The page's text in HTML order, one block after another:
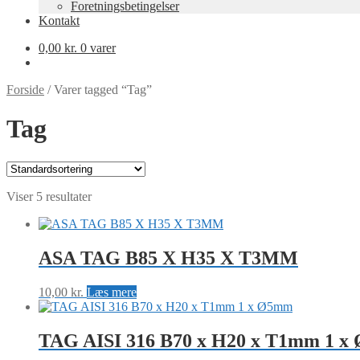
Foretningsbetingelser
Kontakt
0,00 kr. 0 varer
Forside /Varer tagged “Tag”
Tag
Viser 5 resultater
ASA TAG B85 X H35 X T3MM
10,00 kr. Læs mere
TAG AISI 316 B70 x H20 x T1mm 1 x